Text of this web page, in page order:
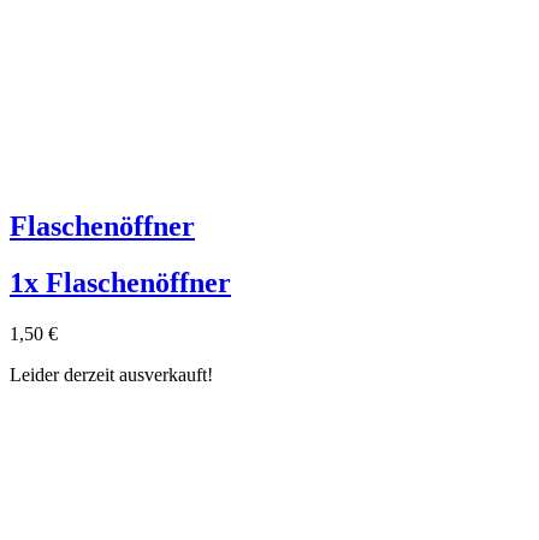
Flaschenöffner
1x Flaschenöffner
1,50 €
Leider derzeit ausverkauft!